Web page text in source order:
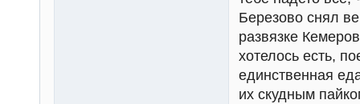
Березово снял
развязке
хотелось есть,
единственная
их скудным